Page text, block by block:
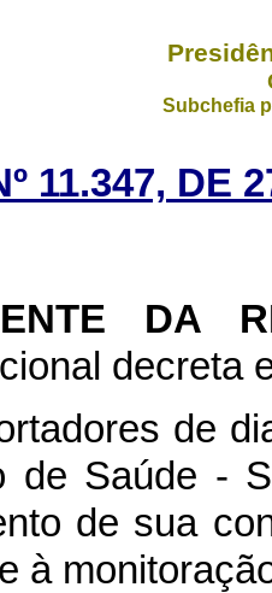
Subchefia
11.347, DE
DA
decreta
de
de Saúde -
de sua
à